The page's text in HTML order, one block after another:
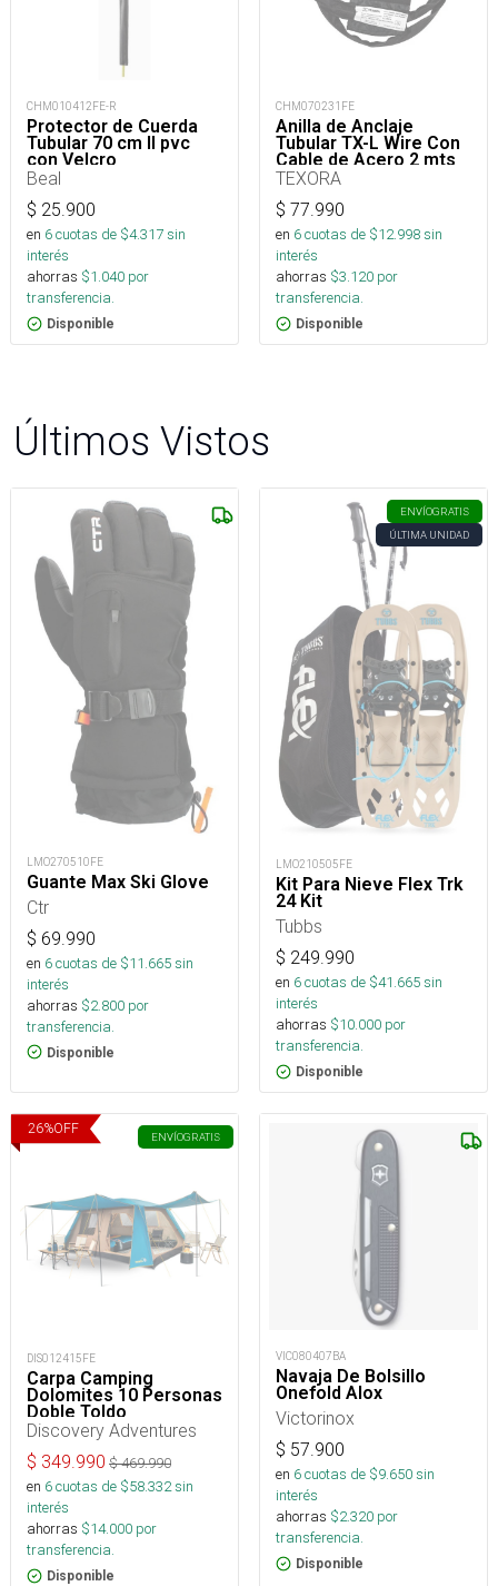
CHM010412FE-R
Protector de Cuerda
Tubular 70 cm II pvc
con Velcro
Beal
$ 25.900
en 6cuotas de $4.317sin
interés
ahorras $1.040 por
transferencia.
Disponible
CHM070231FE
Anilla de Anclaje
Tubular TX-L Wire Con
Cable de Acero 2 mts
50kN
TEXORA
$ 77.990
en 6cuotas de $12.998sin
interés
ahorras $3.120 por
transferencia.
Disponible
Últimos Vistos
LMO270510FE
Guante Max Ski Glove
Ctr
$ 69.990
en 6cuotas de $11.665sin
interés
ahorras $2.800 por
transferencia.
Disponible
ENVÍOGRATIS
ÚLTIMA UNIDAD
LMO210505FE
Kit Para Nieve Flex Trk
24 Kit
Tubbs
$ 249.990
en 6cuotas de $41.665sin
interés
ahorras $10.000 por
transferencia.
Disponible
26%OFF
ENVÍOGRATIS
DIS012415FE
Carpa Camping
Dolomites 10 Personas
Doble Toldo
Discovery Adventures
$ 349.990 $469.990
en 6cuotas de $58.332sin
interés
ahorras $14.000 por
transferencia.
Disponible
VIC080407BA
Navaja De Bolsillo
Onefold Alox
Victorinox
$ 57.900
en 6cuotas de $9.650sin
interés
ahorras $2.320 por
transferencia.
Disponible